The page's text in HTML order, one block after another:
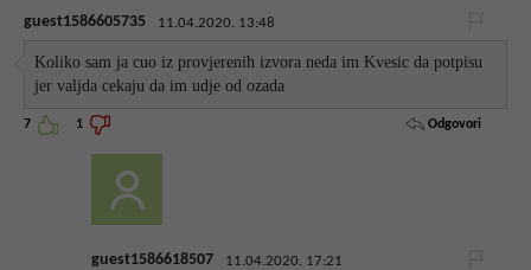
guest1586605735 11.04.2020. 13:48
Koliko sam ja cuo iz provjerenih izvora neda im Kvesic da potpisu
jer valjda cekaju da im udje od ozada
7 1 Odgovori
guest1586618507 11.04.2020. 17:21